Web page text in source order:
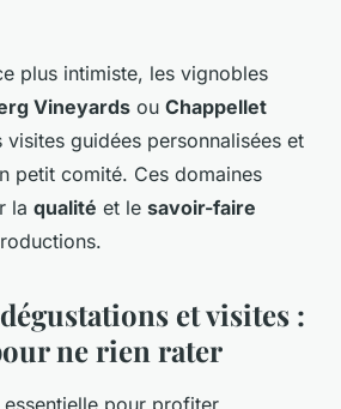
plus intimiste, les vignobles
Vineyards ou Chappellet
guidées personnalisées et
petit comité. Ces domaines
la qualité et le savoir-faire
et visites :
ne rien rater
pour profiter